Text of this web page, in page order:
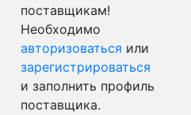
поставщикам!
Необходимо
авторизоваться или
зарегистрироваться
и заполнить профиль
поставщика.